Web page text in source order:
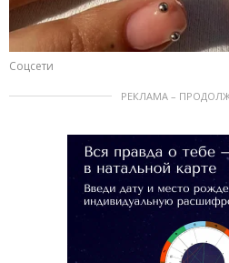
Соцсети
РЕКЛАМА –